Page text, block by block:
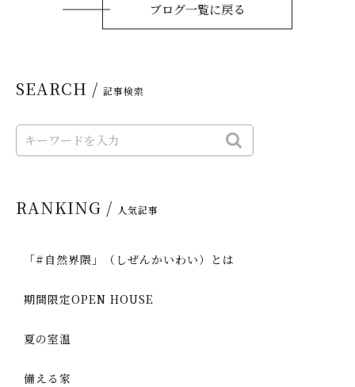
ブログ一覧に戻る
SEARCH / 記事検索
RANKING / 人気記事
「#自然界隈」（しぜんかいわい）とは
期間限定OPEN HOUSE
夏の室温
備える家